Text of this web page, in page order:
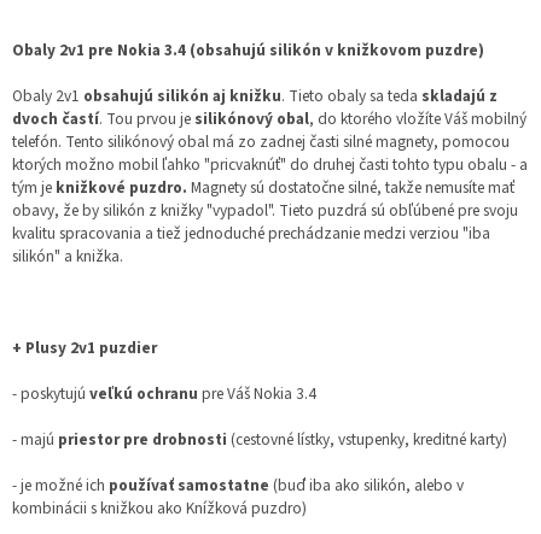
Obaly 2v1 pre Nokia 3.4 (obsahujú silikón v knižkovom puzdre)
Obaly 2v1 obsahujú silikón aj knižku. Tieto obaly sa teda skladajú z
dvoch častí. Tou prvou je silikónový obal, do ktorého vložíte Váš mobilný
telefón. Tento silikónový obal má zo zadnej časti silné magnety, pomocou
ktorých možno mobil ľahko "pricvaknúť" do druhej časti tohto typu obalu - a
tým je knižkové puzdro. Magnety sú dostatočne silné, takže nemusíte mať
obavy, že by silikón z knižky "vypadol". Tieto puzdrá sú obľúbené pre svoju
kvalitu spracovania a tiež jednoduché prechádzanie medzi verziou "iba
silikón" a knižka.
+ Plusy 2v1 puzdier
- poskytujú veľkú ochranu pre Váš Nokia 3.4
- majú priestor pre drobnosti (cestovné lístky, vstupenky, kreditné karty)
- je možné ich používať samostatne (buď iba ako silikón, alebo v
kombinácii s knižkou ako Knížková puzdro)